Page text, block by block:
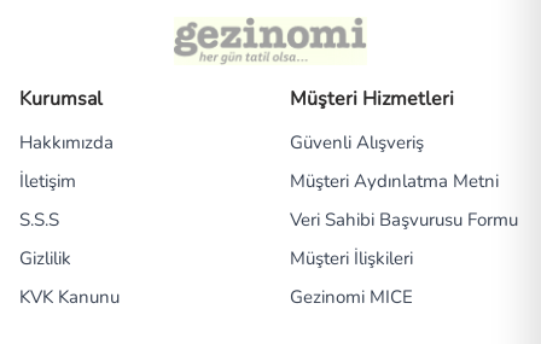
Kurumsal
Hakkımızda
İletişim
S.S.S
Gizlilik
KVK Kanunu
Müşteri Hizmetleri
Güvenli Alışveriş
Müşteri Aydınlatma Metni
Veri Sahibi Başvurusu Formu
Müşteri İlişkileri
Gezinomi MICE